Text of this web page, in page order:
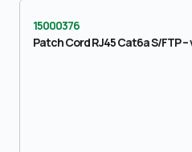
15000376
Patch Cord RJ45 Cat6a S/FTP